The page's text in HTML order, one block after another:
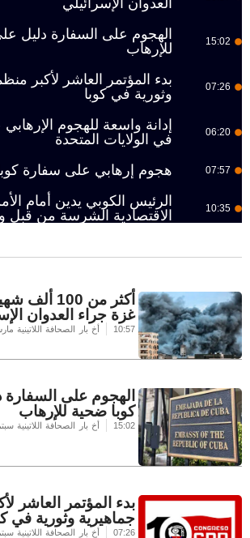
العدوان الإسرائيلي
15:02
الهجوم على السفارة دليل
للإرهاب
07:26
بدء المؤتمر العاشر لأكبر
وثورية في كوبا
06:20
إدانة واسعة للهجوم
في الولايات المتحدة
07:57 هجوم إرهابي على سفارة
10:35
الرئيس الكوبي يدين أمام
الاقتصادية الشرسة من
أكثر من
غزة جراء العدوان
10:57 أخ بار الصحافة اللاتينية مارس 4,
الهجوم على
كوبا ضحية للإرهاب
15:02 أخ بار الصحافة اللاتينية سبتمبر
بدء المؤتمر العاشر
جماهيرية وثورية في
07:26 أخ بار الصحافة اللاتينية سبتمبر